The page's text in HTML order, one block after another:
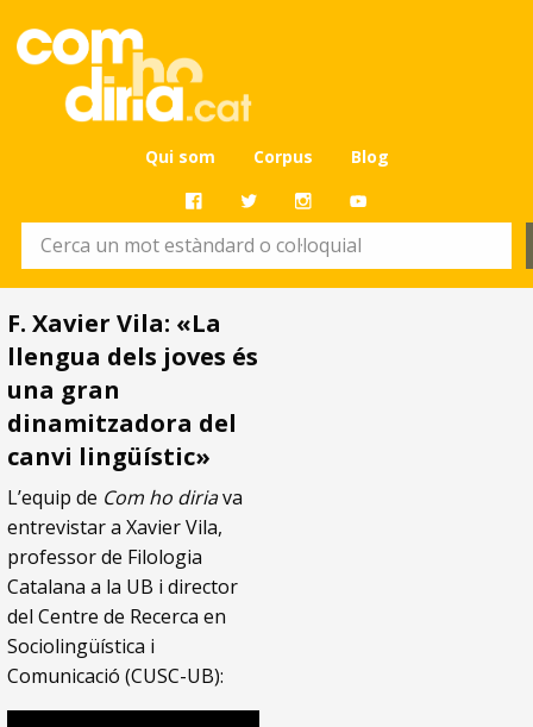
Qui som Corpus Blog
F. Xavier Vila: «La
llengua dels joves és
una gran
dinamitzadora del
canvi lingüístic»
L’equip de Com ho diriava
entrevistar a Xavier Vila,
professor de Filologia
Catalana a la UB i director
del Centre de Recerca en
Sociolingüística i
Comunicació (CUSC-UB):